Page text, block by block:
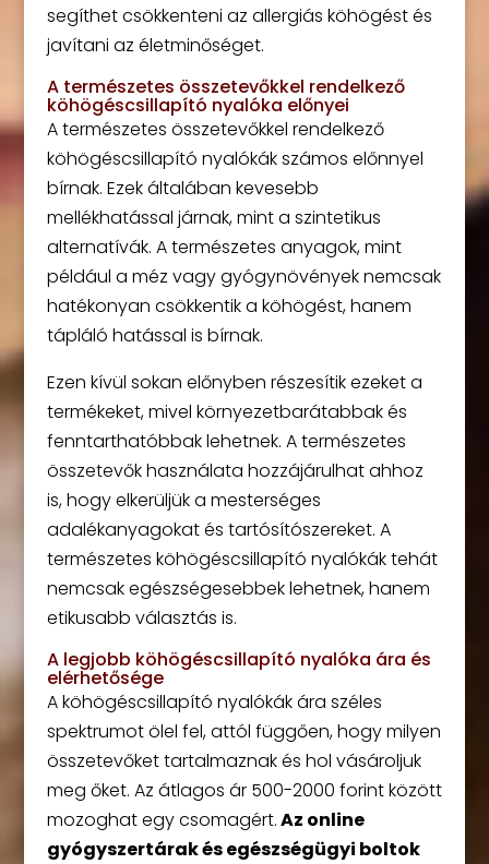
segíthet csökkenteni az allergiás köhögést és
javítani az életminőséget.
A természetes összetevőkkel rendelkező
köhögéscsillapító nyalóka előnyei
A természetes összetevőkkel rendelkező
köhögéscsillapító nyalókák számos előnnyel
bírnak. Ezek általában kevesebb
mellékhatással járnak, mint a szintetikus
alternatívák. A természetes anyagok, mint
például a méz vagy gyógynövények nemcsak
hatékonyan csökkentik a köhögést, hanem
tápláló hatással is bírnak.
Ezen kívül sokan előnyben részesítik ezeket a
termékeket, mivel környezetbarátabbak és
fenntarthatóbbak lehetnek. A természetes
összetevők használata hozzájárulhat ahhoz
is, hogy elkerüljük a mesterséges
adalékanyagokat és tartósítószereket. A
természetes köhögéscsillapító nyalókák tehát
nemcsak egészségesebbek lehetnek, hanem
etikusabb választás is.
A legjobb köhögéscsillapító nyalóka ára és
elérhetősége
A köhögéscsillapító nyalókák ára széles
spektrumot ölel fel, attól függően, hogy milyen
összetevőket tartalmaznak és hol vásároljuk
meg őket. Az átlagos ár 500-2000 forint között
mozoghat egy csomagért.Az online
gyógyszertárak és egészségügyi boltok